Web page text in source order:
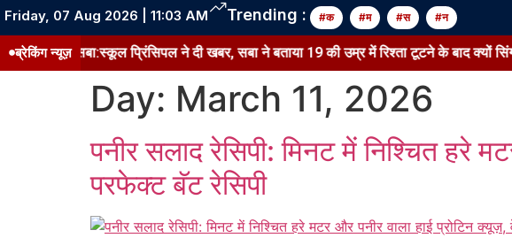
Friday, 07 Aug 2026 | 11:03 AM Trending : #क #म #स #न
ब्रेकिंग न्यूज़
प्रिंसिपल ने दी खबर, सबा ने बताया 19 की उम्र में रिश्ता टूटने के बाद क्यों सिंगल रहीं सैफ-
Day: March 11, 2026
पनीर सलाद रेसिपी: मिनट में निश्चित हरे
परफेक्ट बॅट रेसिपी